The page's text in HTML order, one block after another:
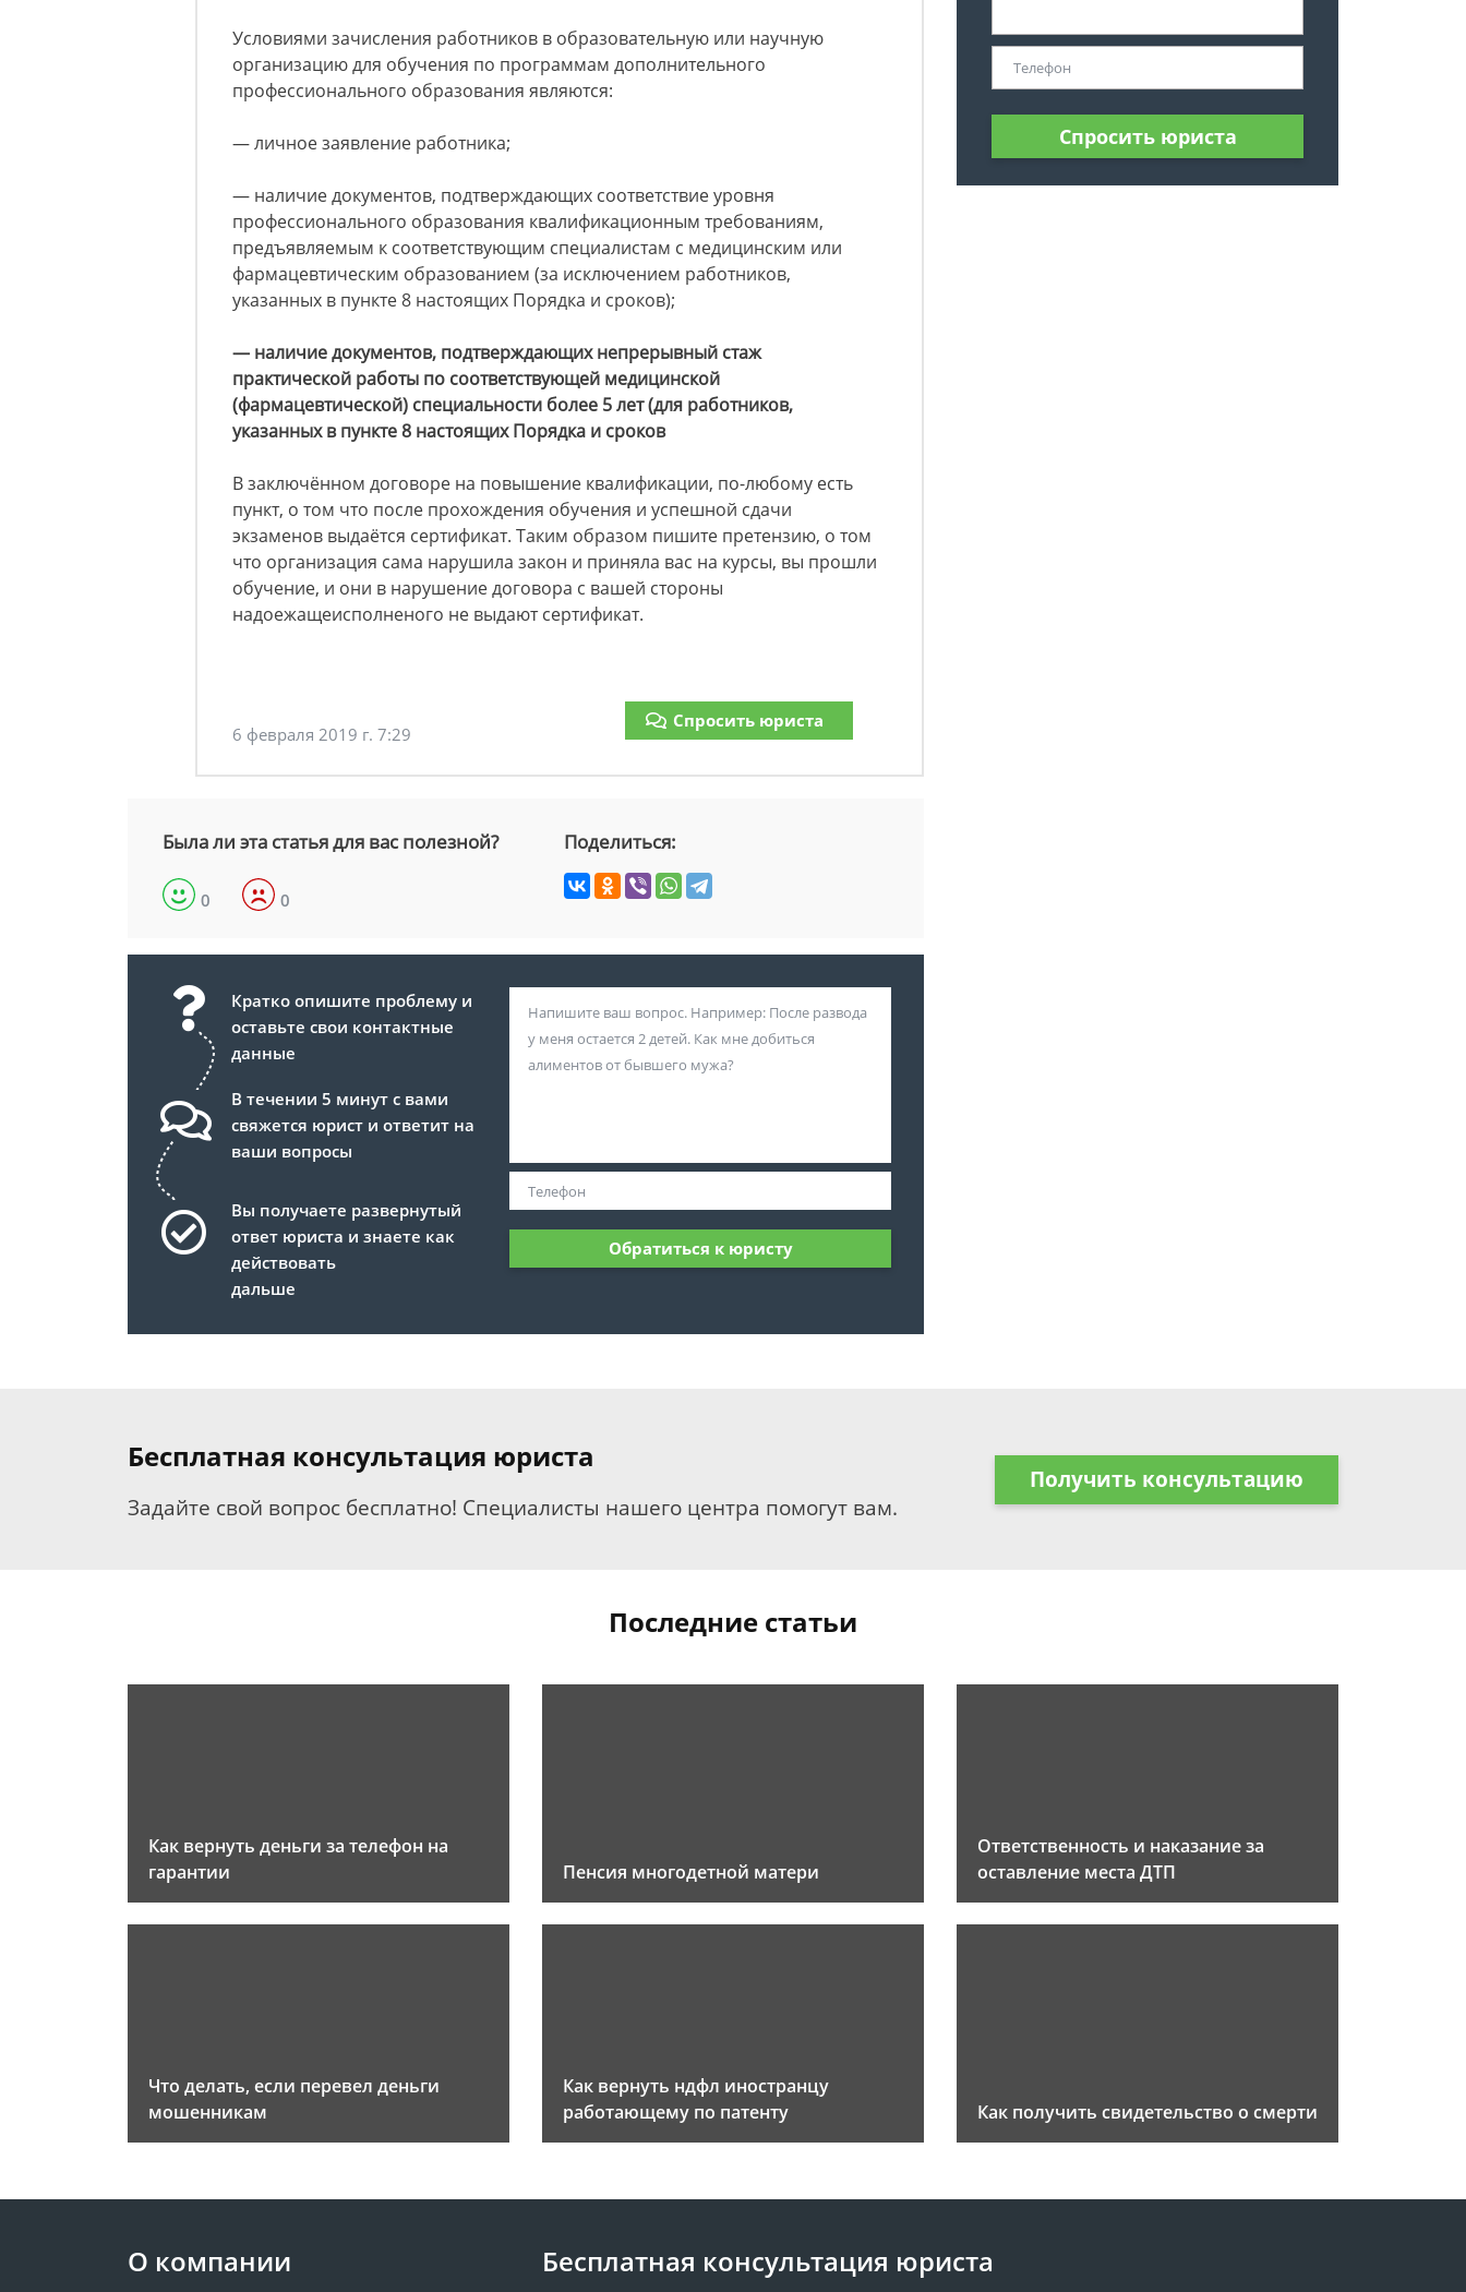
Условиями зачисления работников в образовательную или научную
организацию для обучения по программам дополнительного
профессионального образования являются:
— личное заявление работника;
— наличие документов, подтверждающих соответствие уровня
профессионального образования квалификационным требованиям,
предъявляемым к соответствующим специалистам с медицинским или
фармацевтическим образованием (за исключением работников,
указанных в пункте 8 настоящих Порядка и сроков);
— наличие документов, подтверждающих непрерывный стаж
практической работы по соответствующей медицинской
(фармацевтической) специальности более 5 лет (для работников,
указанных в пункте 8 настоящих Порядка и сроков
В заключённом договоре на повышение квалификации, по-любому есть
пункт, о том что после прохождения обучения и успешной сдачи
экзаменов выдаётся сертификат. Таким образом пишите претензию, о том
что организация сама нарушила закон и приняла вас на курсы, вы прошли
обучение, и они в нарушение договора с вашей стороны
надоежащеисполненого не выдают сертификат.
6 февраля 2019 г. 7:29
Спросить юриста
Была ли эта статья для вас полезной?
0 0
Поделиться:
Кратко опишите проблему и
оставьте свои контактные
данные
В течении 5 минут с вами
свяжется юрист и ответит на
ваши вопросы
Вы получаете развернутый
ответ юриста и знаете как
действовать
дальше
Обратиться к юристу
Спросить юриста
Бесплатная консультация юриста
Задайте свой вопрос бесплатно! Специалисты нашего центра помогут вам.
Получить консультацию
Последние статьи
Как вернуть деньги за телефон на
гарантии
Пенсия многодетной матери
Ответственность и наказание за
оставление места ДТП
Что делать, если перевел деньги
мошенникам
Как вернуть ндфл иностранцу
работающему по патенту
Как получить свидетельство о смерти
О компании Бесплатная консультация юриста